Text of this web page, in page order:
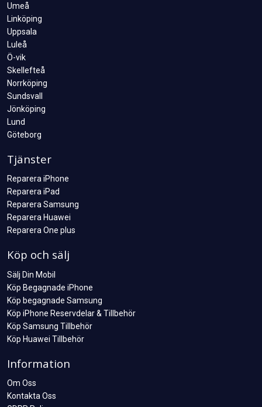
Umeå
Linköping
Uppsala
Luleå
Ö-vik
Skellefteå
Norrköping
Sundsvall
Jönköping
Lund
Göteborg
Tjänster
Reparera iPhone
Reparera iPad
Reparera Samsung
Reparera Huawei
Reparera One plus
Köp och sälj
Sälj Din Mobil
Köp Begagnade iPhone
Köp begagnade Samsung
Köp iPhone Reservdelar & Tillbehör
Köp Samsung Tillbehör
Köp Huawei Tillbehör
Information
Om Oss
Kontakta Oss